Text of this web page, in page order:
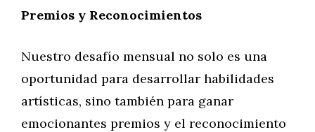
Premios y Reconocimientos
Nuestro desafío mensual no solo es una
oportunidad para desarrollar habilidades
artísticas, sino también para ganar
emocionantes premios y el reconocimiento